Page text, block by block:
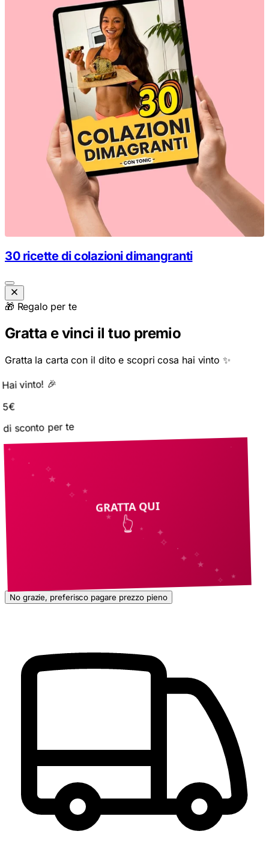
30 ricette di colazioni dimangranti
🎁 Regalo per te
Gratta e vinci il tuo premio
Gratta la carta con il dito e scopri cosa hai vinto ✨
Hai vinto! 🎉
5€
di sconto per te
No grazie, preferisco pagare prezzo pieno